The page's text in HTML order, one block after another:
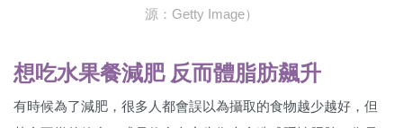
源：Getty Image）
想吃水果餐減肥 反而體脂肪飆升
有時候為了減肥，很多人都會誤以為攝取的食物越少越好，但